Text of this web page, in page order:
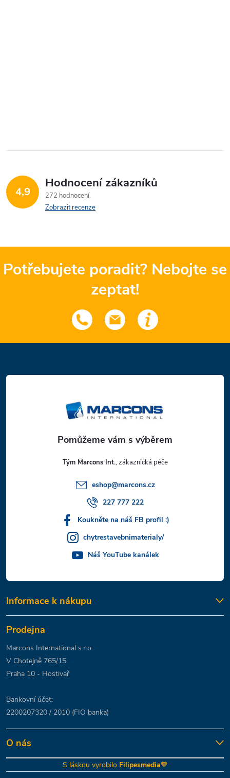
4,9
Hodnocení zákazníků
272 hodnocení
Zobrazit recenze
Potřebujete poradit? Nebojte se
zeptat!
á
Tým Marcons Int.
eshop@marcons.cz
227 777 222
Koukněte na náš FB profil :)
chytrestavebnimaterialy/
Náš YouTube kanálek
Informace k nákupu
Prodejna
Marcons International s.r.o.
V Chotejně 765/15
Praha 10 - Hostivař
Bankovní účet:
2200207320 / 2010 (FIO banka)
O nás
S láskou vyrobilo Filipesmedia🧡